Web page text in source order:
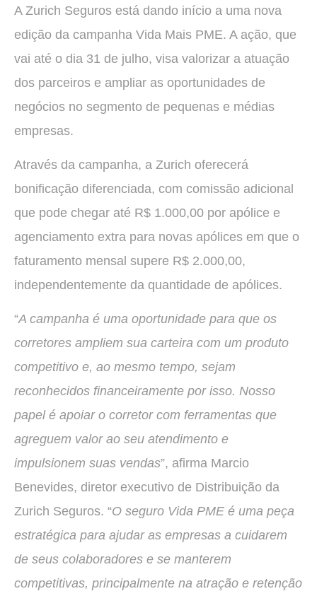
A Zurich Seguros está dando início a uma nova
edição da campanha Vida Mais PME. A ação, que
vai até o dia 31 de julho, visa valorizar a atuação
dos parceiros e ampliar as oportunidades de
negócios no segmento de pequenas e médias
empresas.
Através da campanha, a Zurich oferecerá
bonificação diferenciada, com comissão adicional
que pode chegar até R$ 1.000,00 por apólice e
agenciamento extra para novas apólices em que o
faturamento mensal supere R$ 2.000,00,
independentemente da quantidade de apólices.
“A campanha é uma oportunidade para que os
corretores ampliem sua carteira com um produto
competitivo e, ao mesmo tempo, sejam
reconhecidos financeiramente por isso. Nosso
papel é apoiar o corretor com ferramentas que
agreguem valor ao seu atendimento e
impulsionem suas vendas”, afirma Marcio
Benevides, diretor executivo de Distribuição da
Zurich Seguros. “O seguro Vida PME é uma peça
estratégica para ajudar as empresas a cuidarem
de seus colaboradores e se manterem
competitivas, principalmente na atração e retenção